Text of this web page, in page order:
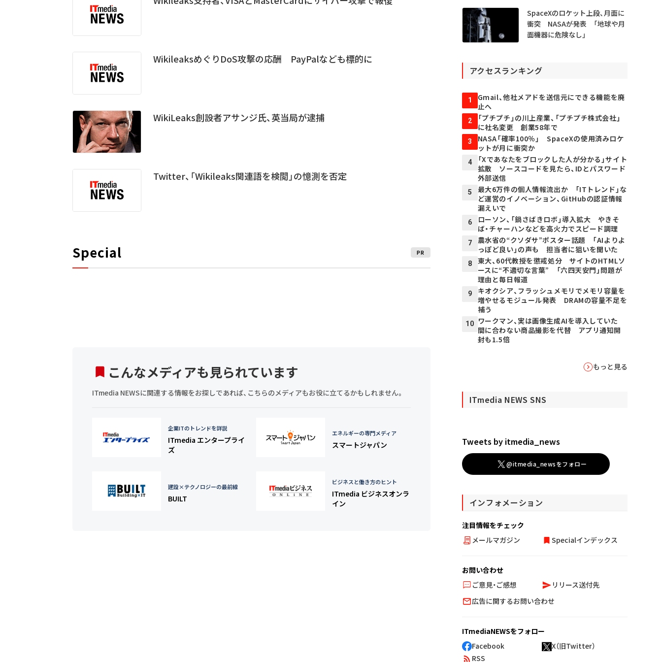
WikileaksめぐりDoS攻撃の応酬 PayPalなども標的に
WikiLeaks創設者アサンジ氏、英当局が逮捕
Twitter、「Wikileaks関連語を検閲」の憶測を否定
Special PR
こんなメディアも見られています
ITmedia NEWSに関連する情報をお探しであれば、こちらのメディアもお役に立てるかもしれません。
企業ITのトレンドを詳説
ITmedia エンタープライ
ズ
エネルギーの専門メディア
スマートジャパン
建設×テクノロジーの最前線
BUILT
ビジネスと働き方のヒント
ITmedia ビジネスオンラ
イン
SpaceXのロケット上段、月面に
衝突 NASAが発表 「地球や月
面機器に危険なし」
アクセスランキング
1
Gmail、他社メアドを送信元にできる機能を廃
止へ
2
「プチプチ」の川上産業、「プチプチ株式会社」
に社名変更 創業58年で
3
NASA「確率100％」 SpaceXの使用済みロケ
ットが月に衝突か
4
「Xであなたをブロックした人が分かる」サイト
拡散 ソースコードを見たら、IDとパスワード
外部送信
5
最大6万件の個人情報流出か 「ITトレンド」な
ど運営のイノベーション、GitHubの認証情報
漏えいで
6
ローソン、「鍋さばきロボ」導入拡大 やきそ
ば・チャーハンなどを高火力でスピード調理
7
農水省の“クソダサ”ポスター話題 「AIよりよ
っぽど良い」の声も 担当者に狙いを聞いた
8
東大、60代教授を懲戒処分 サイトのHTMLソ
ースに“不適切な言葉” 「六四天安門」問題が
理由と毎日報道
9
キオクシア、フラッシュメモリでメモリ容量を
増やせるモジュール発表 DRAMの容量不足を
補う
10
ワークマン、実は画像生成AIを導入していた
間に合わない商品撮影を代替 アプリ通知開
封も1.5倍
もっと見る
ITmedia NEWS SNS
Tweets by itmedia_news
@itmedia_newsをフォロー
インフォメーション
注目情報をチェック
メールマガジン
Specialインデックス
お問い合わせ
ご意見・ご感想
リリース送付先
広告に関するお問い合わせ
ITmediaNEWSをフォロー
Facebook
X（旧Twitter）
RSS